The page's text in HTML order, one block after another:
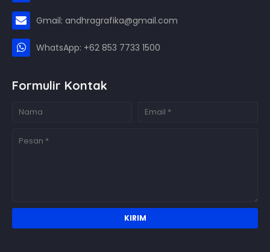
Gmail: andhragrafika@gmail.com
WhatsApp: +62 853 7733 1500
Formulir Kontak